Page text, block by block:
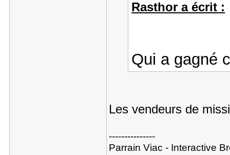
Rasthor a écrit :
Qui a gagné
Les vendeurs de
---------------
Parrain Viac - Interactive